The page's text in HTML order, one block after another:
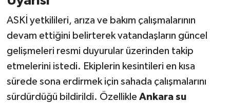
ASKİ yetkilileri, arıza ve bakım çalışmalarının
devam ettiğini belirterek vatandaşların güncel
gelişmeleri resmi duyurular üzerinden takip
etmelerini istedi. Ekiplerin kesintileri en kısa
sürede sona erdirmek için sahada çalışmalarını
sürdürdüğü bildirildi. Özellikle Ankara su